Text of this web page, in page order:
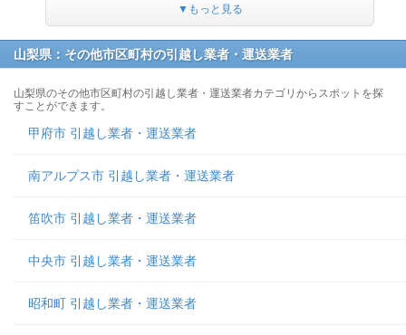
▼もっと見る
山梨県：その他市区町村の引越し業者・運送業者
山梨県のその他市区町村の引越し業者・運送業者カテゴリからスポットを探
すことができます。
甲府市 引越し業者・運送業者
南アルプス市 引越し業者・運送業者
笛吹市 引越し業者・運送業者
中央市 引越し業者・運送業者
昭和町 引越し業者・運送業者